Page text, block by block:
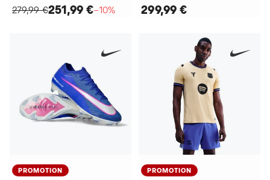
279,99 €251,99 €−10% 299,99 €
PROMOTION PROMOTION